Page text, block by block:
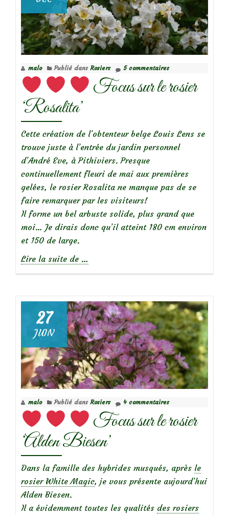
malo Publié dans Rosiers 5 commentaires
Focus sur le rosier
‘Rosalita’
Cette création de l’obtenteur belge Louis Lens se
trouve juste à l’entrée du jardin personnel
d’André Eve, à Pithiviers. Presque
continuellement fleuri de mai aux premières
gelées, le rosier Rosalita ne manque pas de se
faire remarquer par les visiteurs!
Il forme un bel arbuste solide, plus grand que
moi… Je dirais donc qu’il atteint 180 cm environ
et 150 de large.
Lire la suite de
Focus
sur
le
rosier
‘Rosalita’
…
27
JUIN
malo Publié dans Rosiers 4 commentaires
Focus sur le rosier
‘Alden Biesen’
Dans la famille des hybrides musqués, après le
rosier White Magic, je vous présente aujourd’hui
Alden Biesen.
Il a évidemment toutes les qualités des rosiers